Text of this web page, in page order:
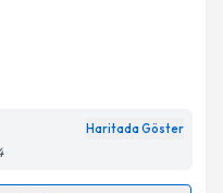
takvimi talebi
almanız için bir
ile bilgilendireceğiz.
Haritada Göster